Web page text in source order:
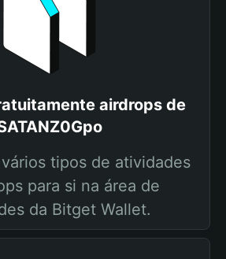
airdrops de
tipos de atividades
para si na área de
da Bitget Wallet.